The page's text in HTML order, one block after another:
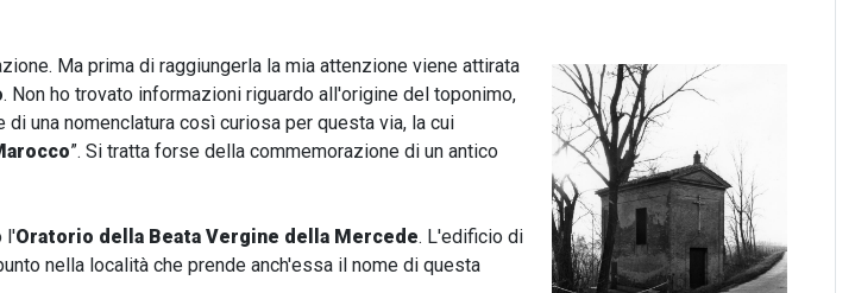
Ma prima di raggiungerla la mia attenzione viene attirata
. Non ho trovato informazioni riguardo all'origine del toponimo,
una nomenclatura così curiosa per questa via, la cui
”. Si tratta forse della commemorazione di un antico
l'Oratorio della Beata Vergine della Mercede. L'edificio di
nella località che prende anch'essa il nome di questa